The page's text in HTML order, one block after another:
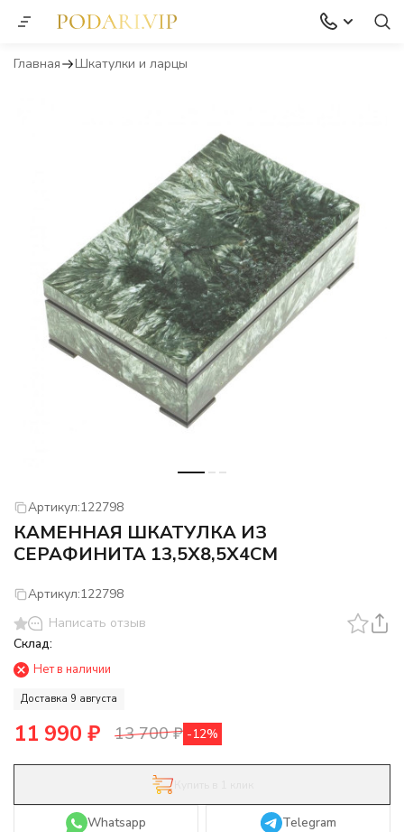
Главная Шкатулки и ларцы
Артикул:122798
КАМЕННАЯ ШКАТУЛКА ИЗ
СЕРАФИНИТА 13,5Х8,5Х4СМ
Артикул:122798
Написать отзыв
Склад:
Нет в наличии
Доставка 9 августа
11 990 ₽ 13 700₽ -12%
Whatsapp
Telegram